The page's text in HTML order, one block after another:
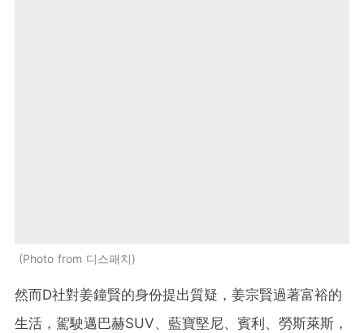
Photo from 디스패치
然而D社對姜鐘賢的身份提出質疑，姜宗賢過著富裕的
生活，駕駛邁巴赫SUV、藍寶堅尼、賓利、勞斯萊斯，